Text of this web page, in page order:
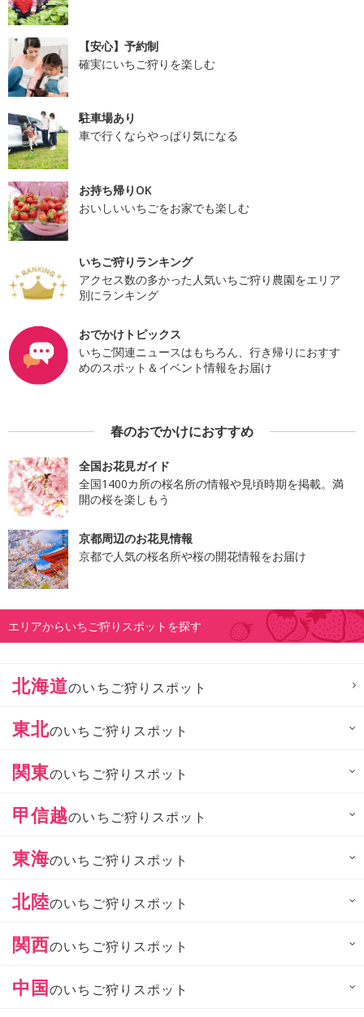
【安心】予約制
確実にいちご狩りを楽しむ
駐車場あり
車で行くならやっぱり気になる
お持ち帰りOK
おいしいいちごをお家でも楽しむ
いちご狩りランキング
アクセス数の多かった人気いちご狩り農園をエリア
別にランキング
おでかけトピックス
いちご関連ニュースはもちろん、行き帰りにおすす
めのスポット＆イベント情報をお届け
春のおでかけにおすすめ
全国お花見ガイド
全国1400カ所の桜名所の情報や見頃時期を掲載。満
開の桜を楽しもう
京都周辺のお花見情報
京都で人気の桜名所や桜の開花情報をお届け
エリアからいちご狩りスポットを探す
北海道のいちご狩りスポット
東北のいちご狩りスポット
関東のいちご狩りスポット
甲信越のいちご狩りスポット
東海のいちご狩りスポット
北陸のいちご狩りスポット
関西のいちご狩りスポット
中国のいちご狩りスポット